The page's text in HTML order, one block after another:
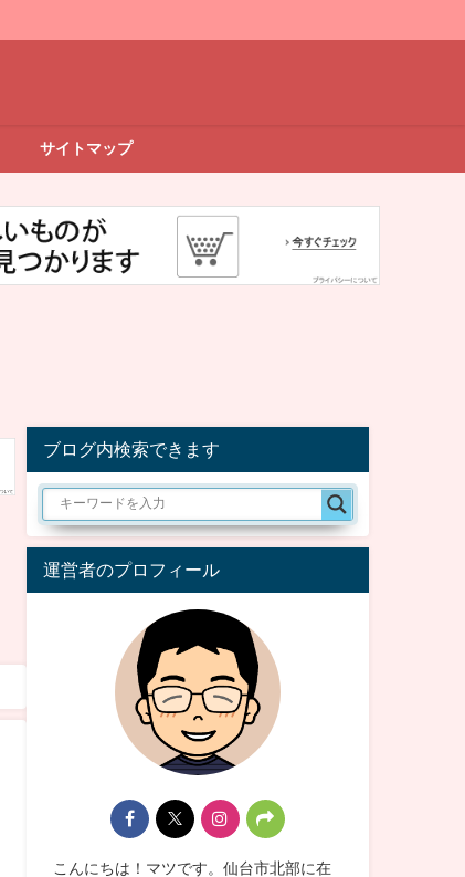
サイトマップ
ブログ内検索できます
運営者のプロフィール
こんにちは！マツです。仙台市北部に在